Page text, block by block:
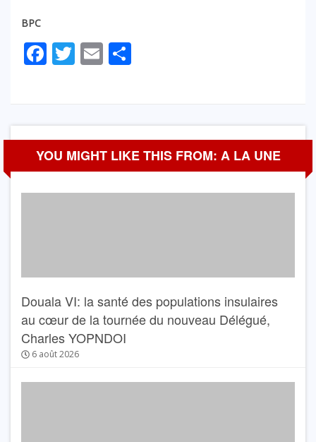
BPC
Facebook
Twitter
Email
YOU MIGHT LIKE THIS FROM: A LA UNE
Douala VI: la santé des populations insulaires
au cœur de la tournée du nouveau Délégué,
Charles YOPNDOI
6 août 2026